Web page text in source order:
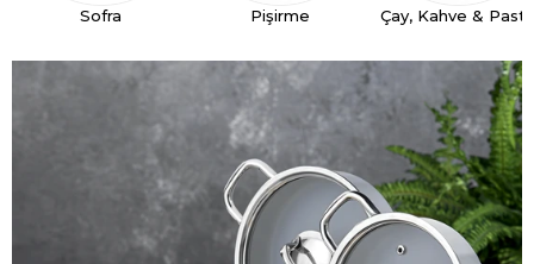
Sofra Pişirme Çay, Kahve &